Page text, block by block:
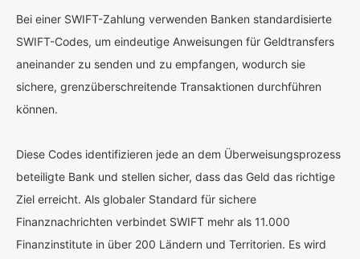
Bei einer SWIFT-Zahlung verwenden Banken standardisierte
SWIFT-Codes, um eindeutige Anweisungen für Geldtransfers
aneinander zu senden und zu empfangen, wodurch sie
sichere, grenzüberschreitende Transaktionen durchführen
können.
Diese Codes identifizieren jede an dem Überweisungsprozess
beteiligte Bank und stellen sicher, dass das Geld das richtige
Ziel erreicht. Als globaler Standard für sichere
Finanznachrichten verbindet SWIFT mehr als 11.000
Finanzinstitute in über 200 Ländern und Territorien. Es wird